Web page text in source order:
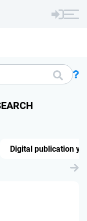
Digital publication